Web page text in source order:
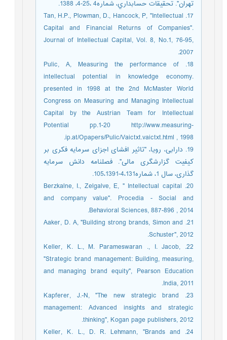
تهران". تحقيقات حسابداري، شماره4 ،25-4، 1388.
17. Tan, H.P., Plowman, D., Hancock, P, "Intellectual
Capital and Financial Returns of Companies".
Journal of Intellectual Capital, Vol. 8, No.1, 76-95,
2007.
18. Pulic, A, Measuring the performance of
intellectual potential in knowledge economy.
presented in 1998 at the 2nd McMaster World
Congress on Measuring and Managing Intellectual
Capital by the Austrian Team for Intellectual
Potential pp.1-20 http://www.measuring-
ip.at/Opapers/Pulic/Vaictxt.vaictxt.html , 1998.
19. دارابی، رویا، "تاثیر افشای اجزای سرمایه فکری بر
کیفیت گزارشگری مالی". فصلنامه دانش سرمایه
گذاری، سال 1، شماره4،131-105،1391.
20. Berzkalne, I., Zelgalve, E, " Intellectual capital
and company value". Procedia - Social and
Behavioral Sciences, 887-896 , 2014.
21. Aaker, D. A, "Building strong brands, Simon and
Schuster", 2012.
22. Keller, K. L., M. Parameswaran ., I. Jacob,
"Strategic brand management: Building, measuring,
and managing brand equity", Pearson Education
India, 2011.
23. Kapferer, J.-N, "The new strategic brand
management: Advanced insights and strategic
thinking", Kogan page publishers, 2012.
24. Keller, K. L., D. R. Lehmann, "Brands and